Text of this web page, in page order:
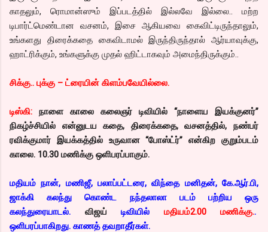
காதலும், ரொமான்ஸும் இப்படத்தில் இல்லவே இல்லை.. மற்ற
டிபார்ட்மெண்டான வசனம், இசை ஆகியவை கைவிட்டிருந்தாலும்,
உங்களது திரைக்கதை கைவிடாமல் இருந்திருந்தால் ஆர்யாவுக்கு,
ஹாட்ரிக்கும், உங்களுக்கு முதல் ஹிட்டாகவும் அமைந்திருக்கும்..
சிக்கு.. புக்கு – ட்ரையின் கிளம்பவேயில்லை.
டிஸ்கி: நாளை காலை கலைஞர் டிவியில் “நாளைய இயக்குனர்”
நிகழ்ச்சியில் என்னுடய கதை, திரைக்கதை, வசனத்தில், நண்பர்
ரவிக்குமார் இயக்கத்தில் உருவான “போஸ்ட்ர்” என்கிற குறும்படம்
காலை. 10.30 மணிக்கு ஒளிபரப்பாகும்.
மதியம் நான், மணிஜீ, பலாப்பட்டரை, விந்தை மனிதன், கே.ஆர்.பி,
ஜாக்கி கலந்து கொண்ட நந்தலாலா படம் பற்றிய ஒரு
கலந்துரையாடல். விஜய் டிவியில் மதியம்2.00 மணிக்கு..
ஒளிபரப்பாகிறது. காணத் தவறாதீர்கள்.